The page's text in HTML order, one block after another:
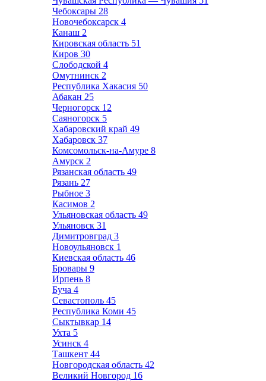
Чебоксары 28
Новочебоксарск 4
Канаш 2
Кировская область 51
Киров 30
Слободской 4
Омутнинск 2
Республика Хакасия 50
Абакан 25
Черногорск 12
Саяногорск 5
Хабаровский край 49
Хабаровск 37
Комсомольск-на-Амуре 8
Амурск 2
Рязанская область 49
Рязань 27
Рыбное 3
Касимов 2
Ульяновская область 49
Ульяновск 31
Димитровград 3
Новоульяновск 1
Киевская область 46
Бровары 9
Ирпень 8
Буча 4
Севастополь 45
Республика Коми 45
Сыктывкар 14
Ухта 5
Усинск 4
Ташкент 44
Новгородская область 42
Великий Новгород 16